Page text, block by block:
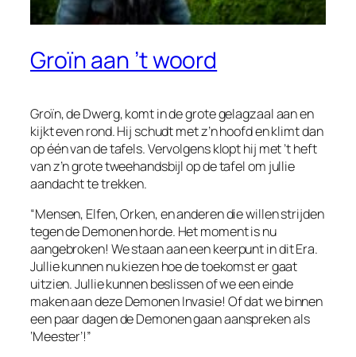
Groïn aan ’t woord
Groïn, de Dwerg, komt in de grote gelagzaal aan en
kijkt even rond. Hij schudt met z’n hoofd en klimt dan
op één van de tafels. Vervolgens klopt hij met ’t heft
van z’n grote tweehandsbijl op de tafel om jullie
aandacht te trekken.
“Mensen, Elfen, Orken, en anderen die willen strijden
tegen de Demonen horde. Het moment is nu
aangebroken! We staan aan een keerpunt in dit Era.
Jullie kunnen nu kiezen hoe de toekomst er gaat
uitzien. Jullie kunnen beslissen of we een einde
maken aan deze Demonen Invasie! Of dat we binnen
een paar dagen de Demonen gaan aanspreken als
‘Meester’!”